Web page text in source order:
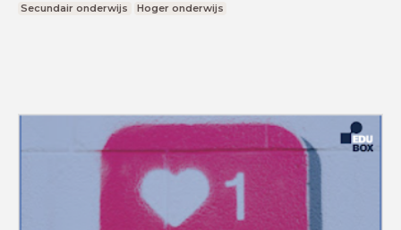
Secundair onderwijs
Hoger onderwijs